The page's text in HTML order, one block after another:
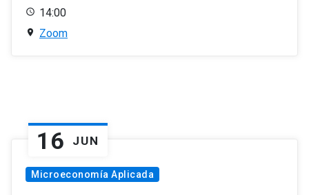
14:00
Zoom
16 JUN
Microeconomía Aplicada